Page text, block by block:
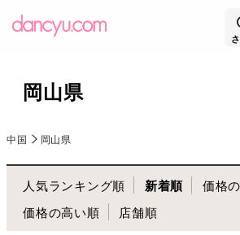
岡山県
中国 岡山県
人気ランキング順 新着順
価格
価格の高い順
店舗順